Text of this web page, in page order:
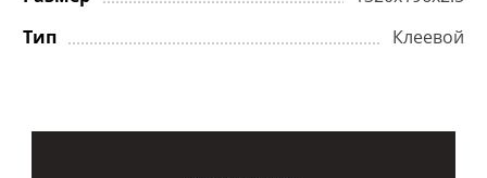
Тип
Клеевой